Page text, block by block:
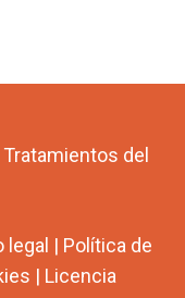
del
legal | Política de
| Licencia